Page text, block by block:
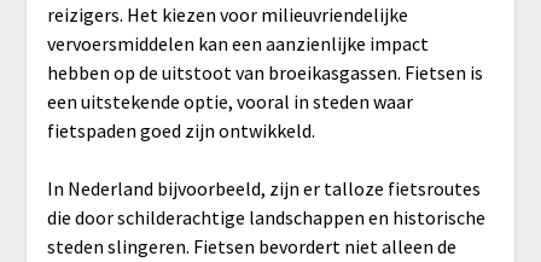
reizigers. Het kiezen voor milieuvriendelijke
vervoersmiddelen kan een aanzienlijke impact
hebben op de uitstoot van broeikasgassen. Fietsen is
een uitstekende optie, vooral in steden waar
fietspaden goed zijn ontwikkeld.
In Nederland bijvoorbeeld, zijn er talloze fietsroutes
die door schilderachtige landschappen en historische
steden slingeren. Fietsen bevordert niet alleen de